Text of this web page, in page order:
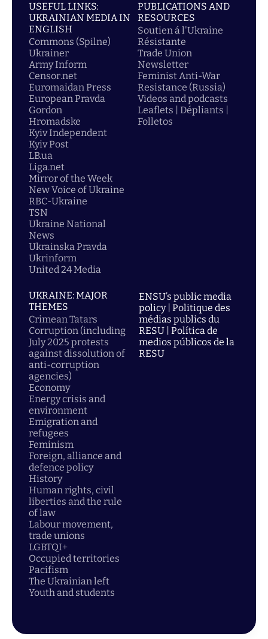
USEFUL LINKS:
UKRAINIAN MEDIA IN
ENGLISH
Commons (Spilne)
Ukrainer
Army Inform
Censor.net
Euromaidan Press
European Pravda
Gordon
Hromadske
Kyiv Independent
Kyiv Post
LB.ua
Liga.net
Mirror of the Week
New Voice of Ukraine
RBC-Ukraine
TSN
Ukraine National
News
Ukrainska Pravda
Ukrinform
United 24 Media
PUBLICATIONS AND
RESOURCES
Soutien á l'Ukraine
Résistante
Trade Union
Newsletter
Feminist Anti-War
Resistance (Russia)
Videos and podcasts
Leaflets | Dépliants |
Folletos
UKRAINE: MAJOR
THEMES
Crimean Tatars
Corruption (including
July 2025 protests
against dissolution of
anti-corruption
agencies)
Economy
Energy crisis and
environment
Emigration and
refugees
Feminism
Foreign, alliance and
defence policy
History
Human rights, civil
liberties and the rule
of law
Labour movement,
trade unions
LGBTQI+
Occupied territories
Pacifism
The Ukrainian left
Youth and students
ENSU’s public media
policy | Politique des
médias publics du
RESU | Política de
medios públicos de la
RESU